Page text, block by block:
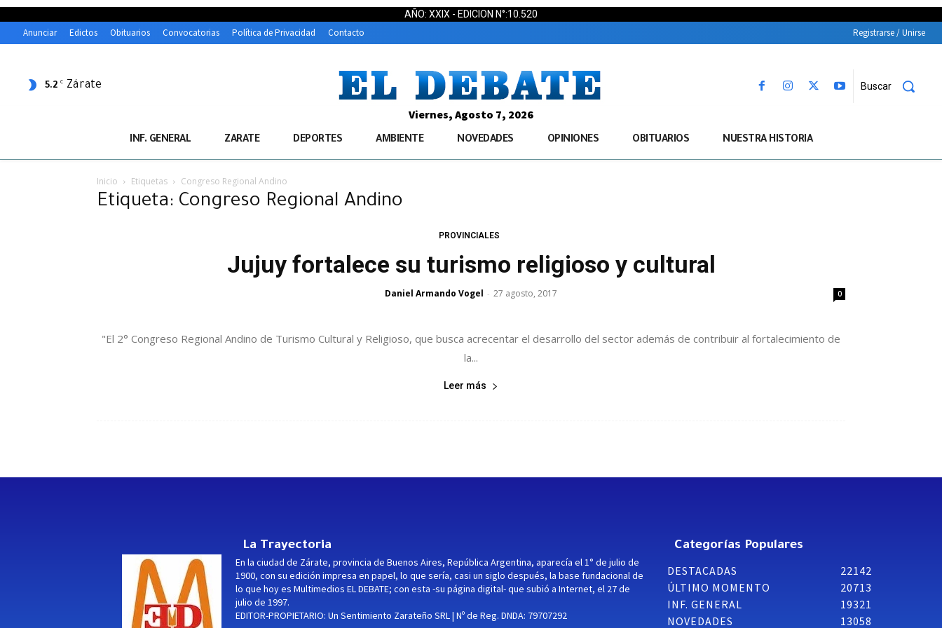
AÑO: XXIX - EDICION N°:10.520
Anunciar Edictos Obituarios Convocatorias Política de Privacidad Contacto Registrarse / Unirse
5.2 C Zárate Buscar
Viernes, Agosto 7, 2026
INF. GENERAL ZARATE DEPORTES AMBIENTE NOVEDADES OPINIONES OBITUARIOS NUESTRA HISTORIA
Inicio Etiquetas Congreso Regional Andino
Etiqueta: Congreso Regional Andino
PROVINCIALES
Jujuy fortalece su turismo religioso y cultural
Daniel Armando Vogel - 27 agosto, 2017 0
"El 2° Congreso Regional Andino de Turismo Cultural y Religioso, que busca acrecentar el desarrollo del sector además de contribuir al fortalecimiento de
la...
Leer más
La Trayectoria
En la ciudad de Zárate, provincia de Buenos Aires, República Argentina, aparecía el 1° de julio de
1900, con su edición impresa en papel, lo que sería, casi un siglo después, la base fundacional de
lo que hoy es Multimedios EL DEBATE; con esta -su página digital- que subió a Internet, el 27 de
julio de 1997.
EDITOR-PROPIETARIO: Un Sentimiento Zarateño SRL | Nº de Reg. DNDA: 79707292
Categorías Populares
DESTACADAS
22142
ÚLTIMO MOMENTO
20713
INF. GENERAL
19321
NOVEDADES
13058